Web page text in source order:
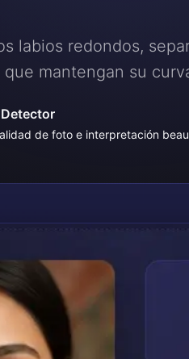
labios redondos,
mantengan su
de foto e interpretación